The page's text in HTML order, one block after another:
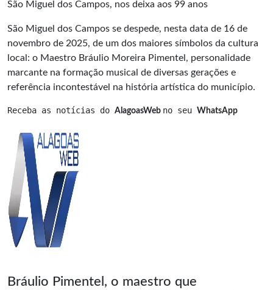
São Miguel dos Campos, nos deixa aos 99 anos
São Miguel dos Campos se despede, nesta data de 16 de
novembro de 2025, de um dos maiores símbolos da cultura
local: o Maestro Bráulio Moreira Pimentel, personalidade
marcante na formação musical de diversas gerações e
referência incontestável na história artística do município.
Receba as notícias do AlagoasWeb no seu WhatsApp
Bráulio Pimentel, o maestro que